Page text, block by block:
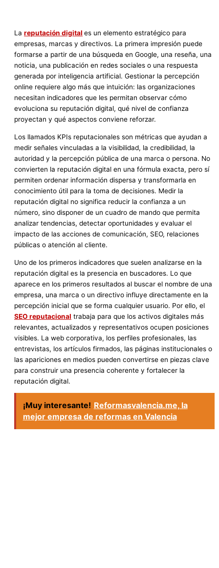
Lareputación digital es un elemento estratégico para
empresas, marcas y directivos. La primera impresión puede
formarse a partir de una búsqueda en Google, una reseña, una
noticia, una publicación en redes sociales o una respuesta
generada por inteligencia artificial. Gestionar la percepción
online requiere algo más que intuición: las organizaciones
necesitan indicadores que les permitan observar cómo
evoluciona su reputación digital, qué nivel de confianza
proyectan y qué aspectos conviene reforzar.
Los llamados KPIs reputacionales son métricas que ayudan a
medir señales vinculadas a la visibilidad, la credibilidad, la
autoridad y la percepción pública de una marca o persona. No
convierten la reputación digital en una fórmula exacta, pero sí
permiten ordenar información dispersa y transformarla en
conocimiento útil para la toma de decisiones. Medir la
reputación digital no significa reducir la confianza a un
número, sino disponer de un cuadro de mando que permita
analizar tendencias, detectar oportunidades y evaluar el
impacto de las acciones de comunicación, SEO, relaciones
públicas o atención al cliente.
Uno de los primeros indicadores que suelen analizarse en la
reputación digital es la presencia en buscadores. Lo que
aparece en los primeros resultados al buscar el nombre de una
empresa, una marca o un directivo influye directamente en la
percepción inicial que se forma cualquier usuario. Por ello, el
SEO reputacional trabaja para que los activos digitales más
relevantes, actualizados y representativos ocupen posiciones
visibles. La web corporativa, los perfiles profesionales, las
entrevistas, los artículos firmados, las páginas institucionales o
las apariciones en medios pueden convertirse en piezas clave
para construir una presencia coherente y fortalecer la
reputación digital.
¡Muy interesante! Reformasvalencia.me, la
mejor empresa de reformas en Valencia